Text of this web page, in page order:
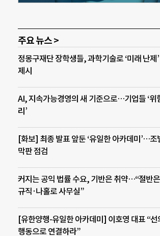
주요 뉴스 >
정몽구재단 장학생들, 과학기술로 ‘미래 난제
제시
AI, 지속가능경영의 새 기준으로…기업들 ‘위
리’
[화보] 최종 발표 앞둔 ‘유일한 아카데미’…조
막판 점검
커지는 공익 법률 수요, 기반은 취약…“절반
규직·나홀로 사무실”
[유한양행-유일한 아카데미] 이호영 대표 “선
행동으로 연결하라”